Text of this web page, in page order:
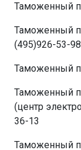
Таможенный
Таможенный
(495)926-53-98
Таможенный
Таможенный
(центр
36-13
Таможенный